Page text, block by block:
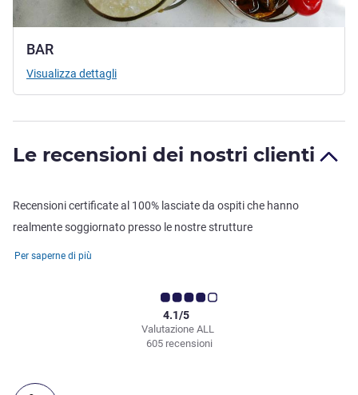
BAR
Visualizza dettagli
Le recensioni dei nostri clienti
Recensioni certificate al 100% lasciate da ospiti che hanno
realmente soggiornato presso le nostre strutture
Per saperne di più
Valutazione ALL
4.1/5
605 recensioni